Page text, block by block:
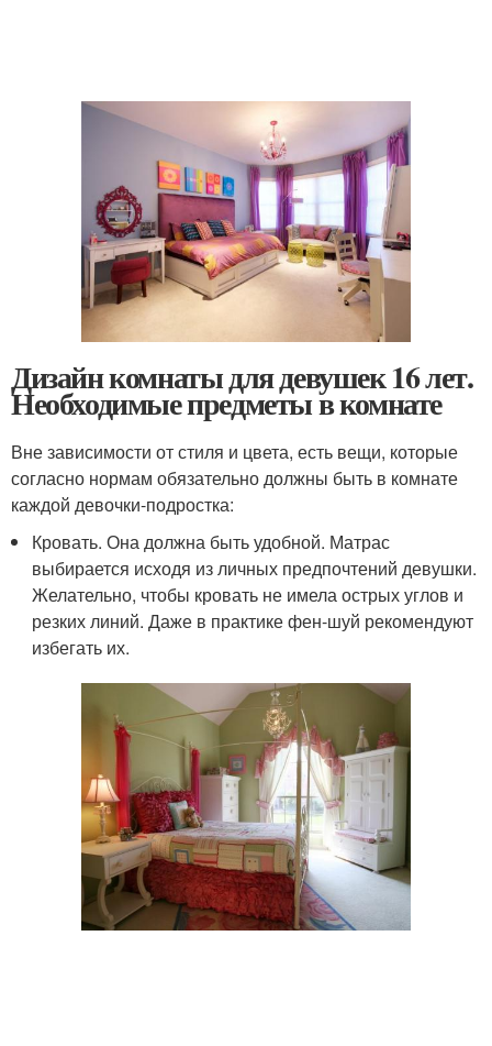
Дизайн комнаты для девушек 16 лет.
Необходимые предметы в комнате
Вне зависимости от стиля и цвета, есть вещи, которые
согласно нормам обязательно должны быть в комнате
каждой девочки-подростка:
Кровать. Она должна быть удобной. Матрас
выбирается исходя из личных предпочтений девушки.
Желательно, чтобы кровать не имела острых углов и
резких линий. Даже в практике фен-шуй рекомендуют
избегать их.